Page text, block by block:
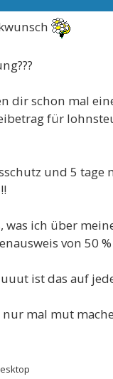
dir schon mal
für
und 5 tage
was ich über
von 50
ist das auf
mal mut